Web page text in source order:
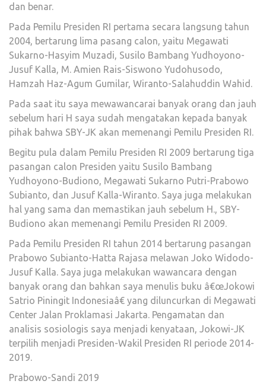
dan benar.
Pada Pemilu Presiden RI pertama secara langsung tahun
2004, bertarung lima pasang calon, yaitu Megawati
Sukarno-Hasyim Muzadi, Susilo Bambang Yudhoyono-
Jusuf Kalla, M. Amien Rais-Siswono Yudohusodo,
Hamzah Haz-Agum Gumilar, Wiranto-Salahuddin Wahid.
Pada saat itu saya mewawancarai banyak orang dan jauh
sebelum hari H saya sudah mengatakan kepada banyak
pihak bahwa SBY-JK akan memenangi Pemilu Presiden RI.
Begitu pula dalam Pemilu Presiden RI 2009 bertarung tiga
pasangan calon Presiden yaitu Susilo Bambang
Yudhoyono-Budiono, Megawati Sukarno Putri-Prabowo
Subianto, dan Jusuf Kalla-Wiranto. Saya juga melakukan
hal yang sama dan memastikan jauh sebelum H., SBY-
Budiono akan memenangi Pemilu Presiden RI 2009.
Pada Pemilu Presiden RI tahun 2014 bertarung pasangan
Prabowo Subianto-Hatta Rajasa melawan Joko Widodo-
Jusuf Kalla. Saya juga melakukan wawancara dengan
banyak orang dan bahkan saya menulis buku â€œJokowi
Satrio Piningit Indonesiaâ€ yang diluncurkan di Megawati
Center Jalan Proklamasi Jakarta. Pengamatan dan
analisis sosiologis saya menjadi kenyataan, Jokowi-JK
terpilih menjadi Presiden-Wakil Presiden RI periode 2014-
2019.
Prabowo-Sandi 2019